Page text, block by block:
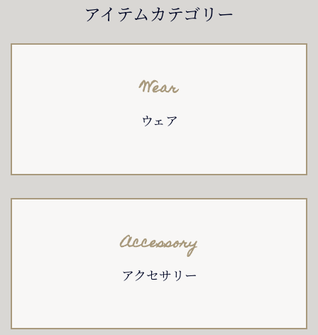
アイテムカテゴリー
Wear
ウェア
Accessory
アクセサリー